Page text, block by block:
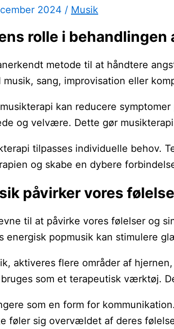
2024 / Musik
rolle i behandlingen
metode til at håndtere
sang, improvisation eller
kan reducere
og velvære. Dette gør
tilpasses individuelle
og skabe en dybere
påvirker vores
til at påvirke vores følelser og
energisk popmusik kan stimulere
aktiveres flere områder af
som et terapeutisk værktøj.
som en form for
føler sig overvældet af deres